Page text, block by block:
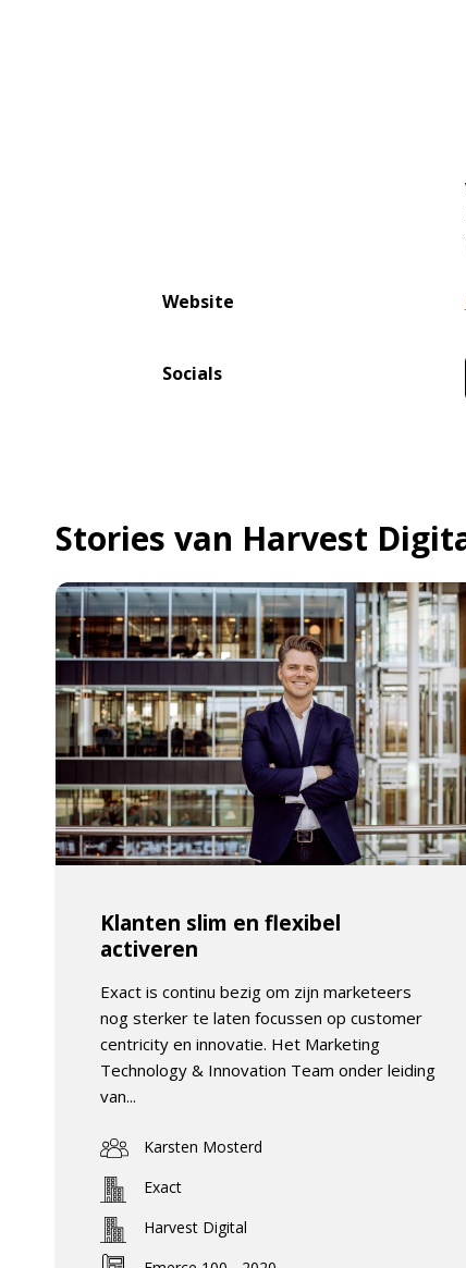
Website
Socials
Stories van Harvest
Klanten slim en flexibel
activeren
Exact is continu bezig om zijn marketeers
nog sterker te laten focussen op customer
centricity en innovatie. Het Marketing
Technology & Innovation Team onder leiding
van...
Karsten Mosterd
Exact
Harvest Digital